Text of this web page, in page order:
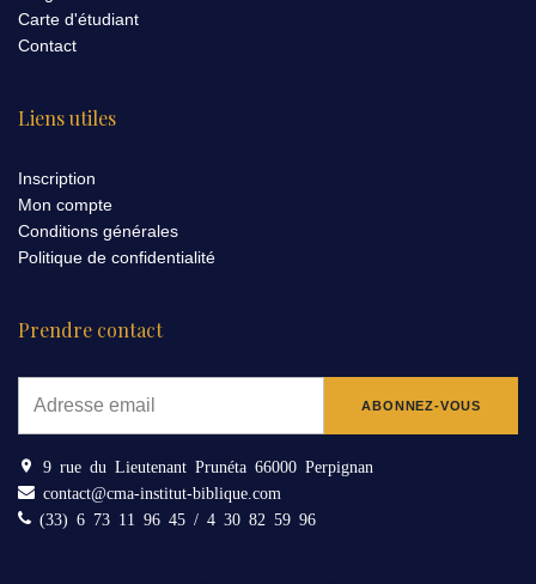
Carte d'étudiant
Contact
Liens utiles
Inscription
Mon compte
Conditions générales
Politique de confidentialité
Prendre contact
9 rue du Lieutenant Prunéta 66000 Perpignan
contact@cma-institut-biblique.com
(33) 6 73 11 96 45 / 4 30 82 59 96